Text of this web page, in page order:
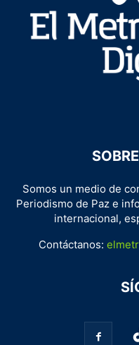
Somos un medio de
Periodismo de Paz e
internacional,
Contáctanos: